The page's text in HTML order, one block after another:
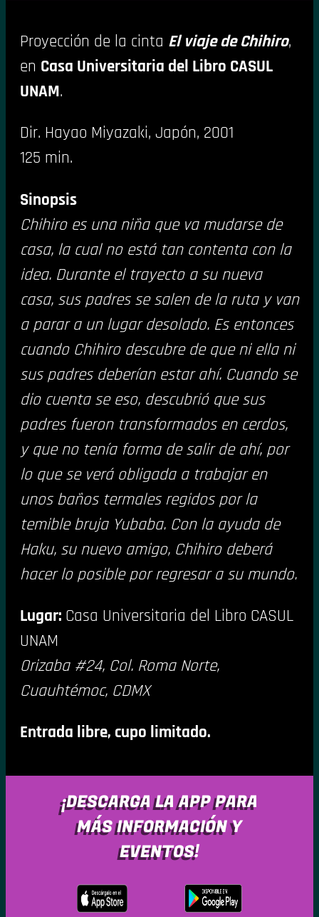
Proyección de la cinta El viaje de Chihiro,
en Casa Universitaria del Libro CASUL
UNAM.
Dir. Hayao Miyazaki, Japón, 2001
125 min.
Sinopsis
Chihiro es una niña que va mudarse de
casa, la cual no está tan contenta con la
idea. Durante el trayecto a su nueva
casa, sus padres se salen de la ruta y van
a parar a un lugar desolado. Es entonces
cuando Chihiro descubre de que ni ella ni
sus padres deberían estar ahí. Cuando se
dio cuenta se eso, descubrió que sus
padres fueron transformados en cerdos,
y que no tenía forma de salir de ahí, por
lo que se verá obligada a trabajar en
unos baños termales regidos por la
temible bruja Yubaba. Con la ayuda de
Haku, su nuevo amigo, Chihiro deberá
hacer lo posible por regresar a su mundo.
Lugar: Casa Universitaria del Libro CASUL
UNAM
Orizaba #24, Col. Roma Norte,
Cuauhtémoc, CDMX
Entrada libre, cupo limitado.
¡DESCARGA LA APP PARA
MÁS INFORMACIÓN Y
EVENTOS!